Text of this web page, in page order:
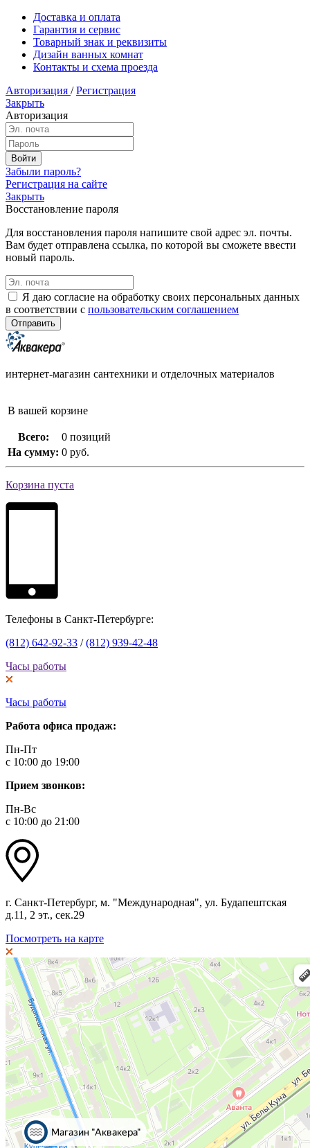
Доставка и оплата
Гарантия и сервис
Товарный знак и реквизиты
Дизайн ванных комнат
Контакты и схема проезда
Авторизация / Регистрация
Закрыть
Авторизация
Забыли пароль?
Регистрация на сайте
Закрыть
Восстановление пароля
Для восстановления пароля напишите свой адрес эл. почты.
Вам будет отправлена ссылка, по которой вы сможете ввести
новый пароль.
Я даю согласие на обработку своих персональных данных
в соответствии с пользовательским соглашением
интернет-магазин сантехники и отделочных материалов
В вашей корзине
Всего:
0 позиций
На сумму: 0 руб.
Корзина пуста
Телефоны в Санкт-Петербурге:
(812) 642-92-33 /(812) 939-42-48
Часы работы
Часы работы
Работа офиса продаж:
Пн-Пт
с 10:00 до 19:00
Прием звонков:
Пн-Вс
с 10:00 до 21:00
г. Санкт-Петербург, м. "Международная", ул. Будапештская
д.11, 2 эт., сек.29
Посмотреть на карте